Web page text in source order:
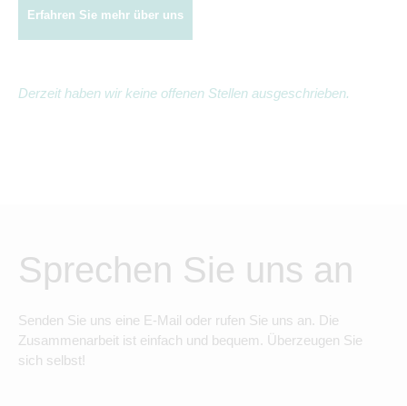
Erfahren Sie mehr über uns
Derzeit haben wir keine offenen Stellen ausgeschrieben.
Sprechen Sie uns an
Senden Sie uns eine E-Mail oder rufen Sie uns an. Die
Zusammenarbeit ist einfach und bequem. Überzeugen Sie
sich selbst!